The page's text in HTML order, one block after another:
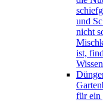
und
nicht
ist,
für ein